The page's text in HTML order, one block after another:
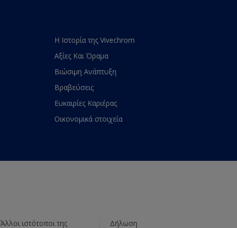
Η Ιστορία της Vivechrom
Αξίες Και Όραμα
Βιώσιμη Ανάπτυξη
Βραβεύσεις
Ευκαιρίες Καριέρας
Οικονομικά στοιχεία
Άλλοι ιστότοποι της Δήλωση